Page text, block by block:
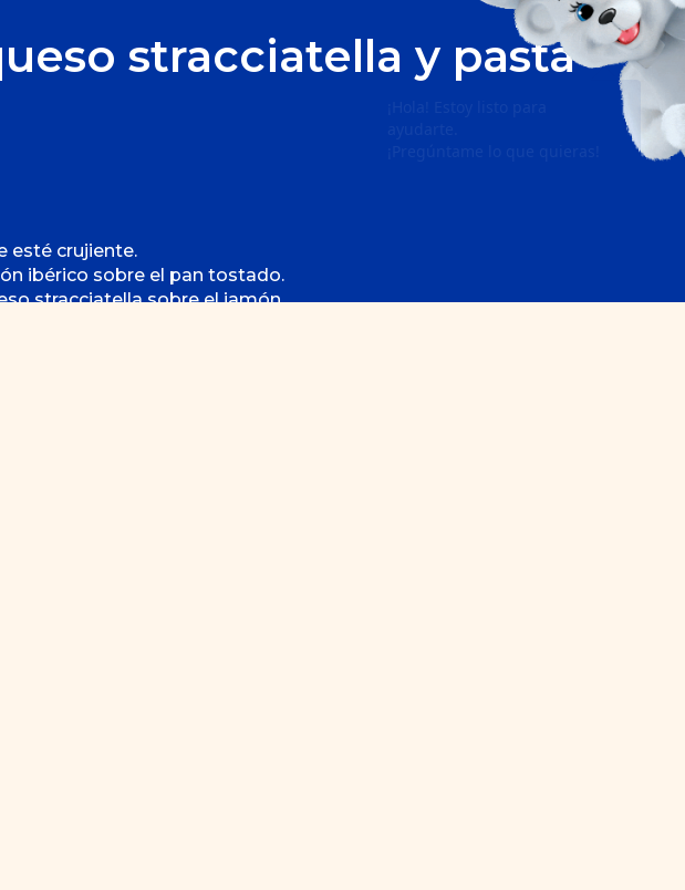
stracciatella y pasta
esté crujiente.
ibérico sobre el pan tostado.
stracciatella sobre el jamón.